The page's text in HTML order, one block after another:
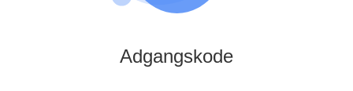
Adgangskode